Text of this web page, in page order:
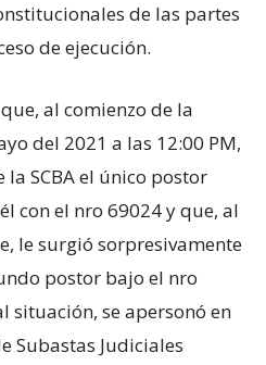
de las partes
de ejecución.
al comienzo de la
del 2021 a las 12:00 PM,
SCBA el único postor
con el nro 69024 y que, al
le surgió sorpresivamente
postor bajo el nro
situación, se apersonó en
Subastas Judiciales